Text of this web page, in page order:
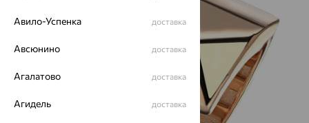
Авило-Успенка доставка
Авсюнино доставка
Агалатово доставка
Агидель доставка